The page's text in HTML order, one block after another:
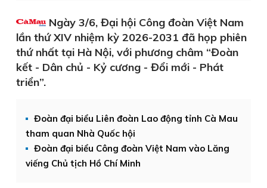
Ngày 3/6, Đại hội Công đoàn Việt Nam
lần thứ XIV nhiệm kỳ 2026-2031 đã họp phiên
thứ nhất tại Hà Nội, với phương châm “Đoàn
kết - Dân chủ - Kỷ cương - Đổi mới - Phát
triển”.
Đoàn đại biểu Liên đoàn Lao động tỉnh Cà Mau
tham quan Nhà Quốc hội
Đoàn đại biểu Công đoàn Việt Nam vào Lăng
viếng Chủ tịch Hồ Chí Minh